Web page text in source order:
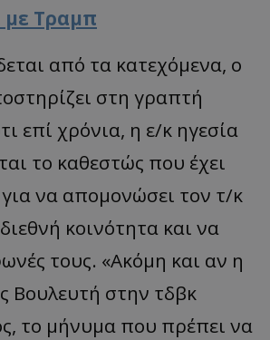
με Τραμπ
από τα κατεχόμενα, ο
στη γραπτή
επί χρόνια, η ε/κ ηγεσία
το καθεστώς που έχει
για να απομονώσει τον τ/κ
κοινότητα και να
τους. «Ακόμη και αν η
Βουλευτή στην τδβκ
το μήνυμα που πρέπει να